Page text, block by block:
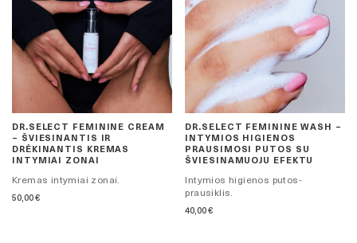
DR.SELECT FEMININE CREAM
– ŠVIESINANTIS IR
DRĖKINANTIS KREMAS
INTYMIAI ZONAI
Kremas intymiai zonai.
50,00€
DR.SELECT FEMININE WASH –
INTYMIOS HIGIENOS
PRAUSIMOSI PUTOS SU
ŠVIESINAMUOJU EFEKTU
Intymios higienos putos-
prausiklis.
40,00€